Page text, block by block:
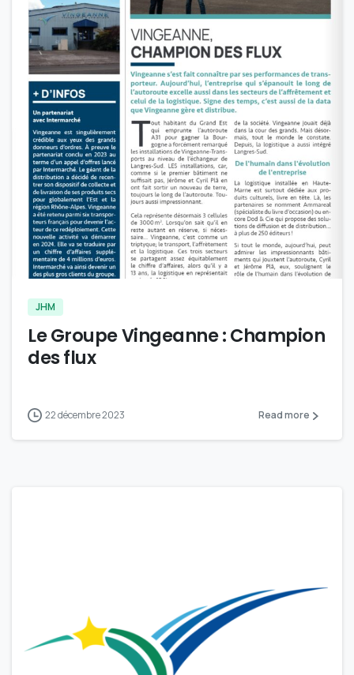
-
JHM
Le Groupe Vingeanne : Champion
des flux
22 décembre 2023 Read more